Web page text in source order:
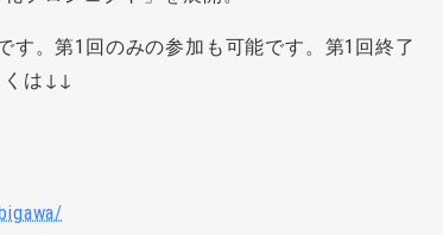
。第1回のみの参加も可能です。第1回終了
くは↓↓